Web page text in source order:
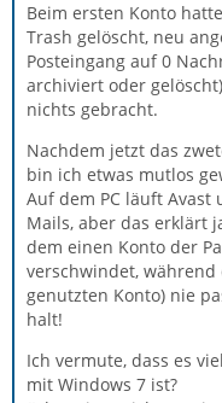
Beim ersten Konto
Trash gelöscht, neu
Posteingang auf 0
archiviert oder
nichts gebracht.
Nachdem jetzt das
bin ich etwas mutlos
Auf dem PC läuft
Mails, aber das erklärt
dem einen Konto der
verschwindet,
genutzten Konto) nie
halt!
Ich vermute, dass es
mit Windows 7 ist?